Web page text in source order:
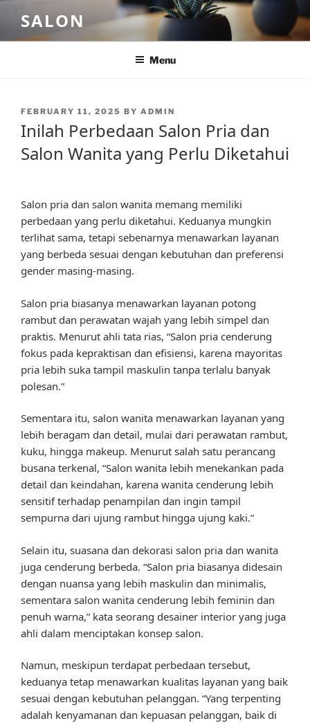
content
SALON
Menu
POSTED
FEBRUARY 11, 2025 BY ADMIN
Inilah Perbedaan Salon Pria dan
Salon Wanita yang Perlu Diketahui
Salon pria dan salon wanita memang memiliki
perbedaan yang perlu diketahui. Keduanya mungkin
terlihat sama, tetapi sebenarnya menawarkan layanan
yang berbeda sesuai dengan kebutuhan dan preferensi
gender masing-masing.
Salon pria biasanya menawarkan layanan potong
rambut dan perawatan wajah yang lebih simpel dan
praktis. Menurut ahli tata rias, “Salon pria cenderung
fokus pada kepraktisan dan efisiensi, karena mayoritas
pria lebih suka tampil maskulin tanpa terlalu banyak
polesan.”
Sementara itu, salon wanita menawarkan layanan yang
lebih beragam dan detail, mulai dari perawatan rambut,
kuku, hingga makeup. Menurut salah satu perancang
busana terkenal, “Salon wanita lebih menekankan pada
detail dan keindahan, karena wanita cenderung lebih
sensitif terhadap penampilan dan ingin tampil
sempurna dari ujung rambut hingga ujung kaki.”
Selain itu, suasana dan dekorasi salon pria dan wanita
juga cenderung berbeda. “Salon pria biasanya didesain
dengan nuansa yang lebih maskulin dan minimalis,
sementara salon wanita cenderung lebih feminin dan
penuh warna,” kata seorang desainer interior yang juga
ahli dalam menciptakan konsep salon.
Namun, meskipun terdapat perbedaan tersebut,
keduanya tetap menawarkan kualitas layanan yang baik
sesuai dengan kebutuhan pelanggan. “Yang terpenting
adalah kenyamanan dan kepuasan pelanggan, baik di